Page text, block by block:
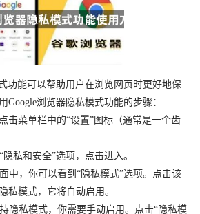
功能可以帮助用户在浏览网页时更好地保
Google浏览器隐私模式功能的步骤：
击菜单栏中的“设置”图标（通常是一个齿
私和安全”选项，点击进入。
中，你可以看到“隐私模式”选项。点击该
私模式，它将自动启用。
隐私模式，你需要手动启用。点击“隐私模